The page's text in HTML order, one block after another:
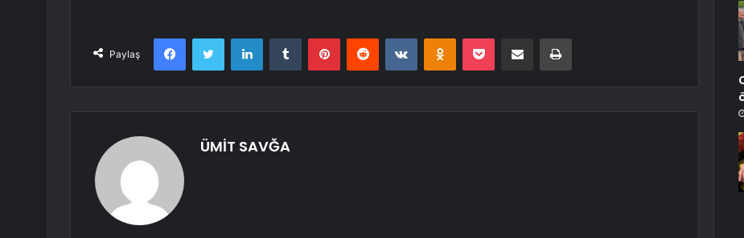
Paylaş
FacebookTwitter LinkedInTumblr PinterestReddit VKontakteOdnoklassniki
Pocket E-Posta ile paylaş Yazdır
ÜMİT SAVĞA